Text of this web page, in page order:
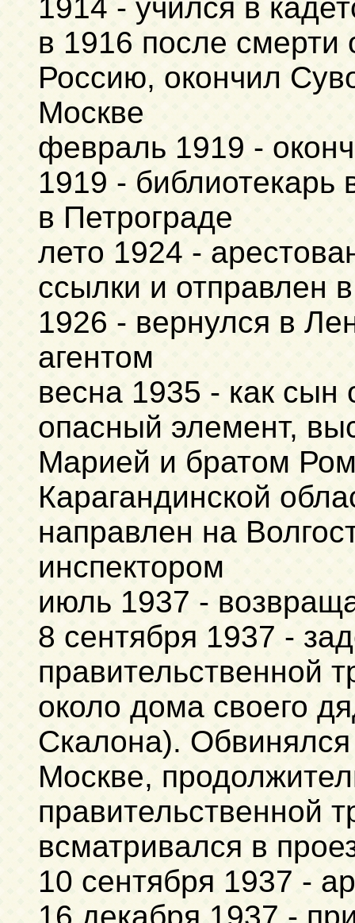
1914 - учился в
в 1916 после смерти
Россию, окончил
Москве
февраль 1919 -
1919 - библиотекарь
в Петрограде
лето 1924 -
ссылки и отправлен
1926 - вернулся в
агентом
весна 1935 - как
опасный элемент,
Марией и братом
Карагандинской
направлен на
инспектором
июль 1937 -
8 сентября 1937 -
правительственной
около дома своего
Скалона).
Москве,
правительственной
всматривался в
10 сентября 1937 -
16 декабря 1937 -